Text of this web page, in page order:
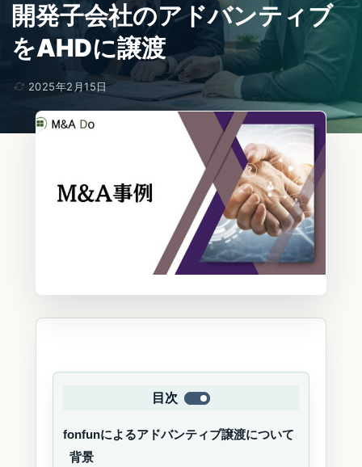
開発子会社のアドバンティブ
をAHDに譲渡
2025年2月15日
目次
fonfunによるアドバンティブ譲渡について
背景